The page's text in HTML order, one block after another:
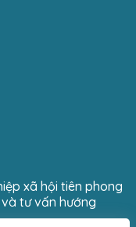
xã hội tiên phong
tư vấn hướng